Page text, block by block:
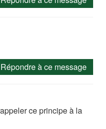
Répondre à ce message
ce principe à la